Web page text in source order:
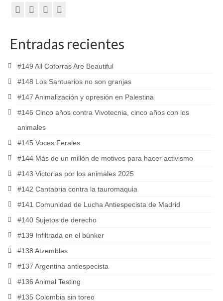
Entradas recientes
#149 All Cotorras Are Beautiful
#148 Los Santuarios no son granjas
#147 Animalización y opresión en Palestina
#146 Cinco años contra Vivotecnia, cinco años con los
animales
#145 Voces Ferales
#144 Más de un millón de motivos para hacer activismo
#143 Victorias por los animales 2025
#142 Cantabria contra la tauromaquia
#141 Comunidad de Lucha Antiespecista de Madrid
#140 Sujetos de derecho
#139 Infiltrada en el búnker
#138 Atzembles
#137 Argentina antiespecista
#136 Animal Testing
#135 Colombia sin toreo